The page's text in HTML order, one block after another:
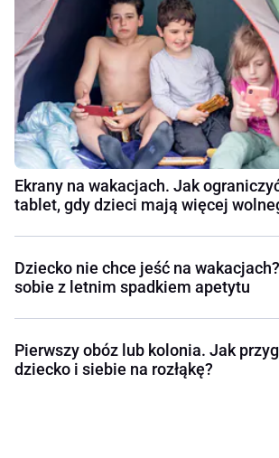
Ekrany na wakacjach. Jak
tablet, gdy dzieci mają więcej
Dziecko nie chce jeść na
sobie z letnim spadkiem apetytu
Pierwszy obóz lub kolonia. Jak
dziecko i siebie na rozłąkę?